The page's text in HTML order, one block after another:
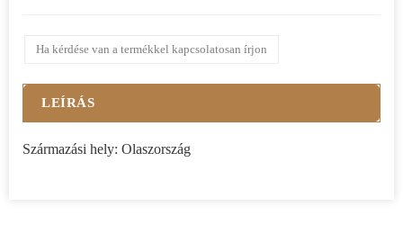
Ha kérdése van a termékkel kapcsolatosan írjon
LEÍRÁS
Származási hely: Olaszország